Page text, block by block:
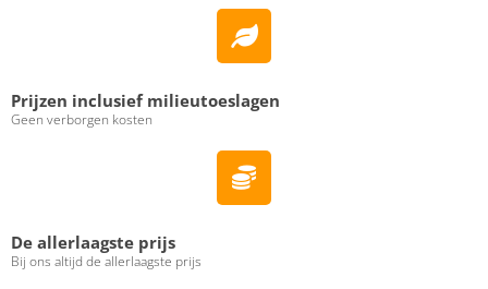
Prijzen inclusief milieutoeslagen
Geen verborgen kosten
De allerlaagste prijs
Bij ons altijd de allerlaagste prijs